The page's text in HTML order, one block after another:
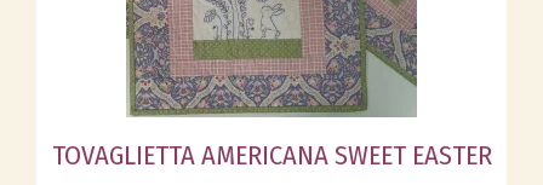
TOVAGLIETTA AMERICANA SWEET EASTER